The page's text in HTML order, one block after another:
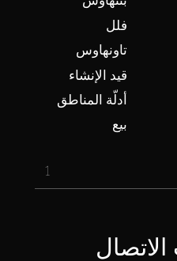
فلل
تاونهاوس
قيد الإنشاء
أدلّة المناطق
بيع
1